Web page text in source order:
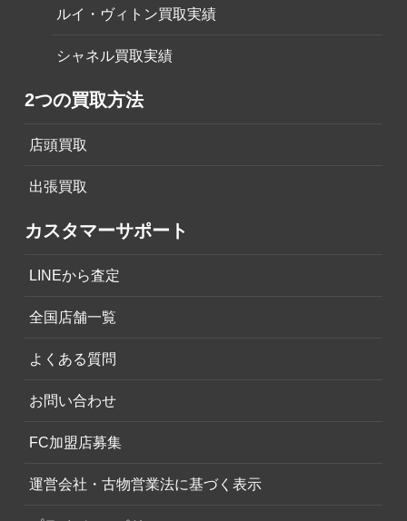
ルイ・ヴィトン買取実績
シャネル買取実績
2つの買取方法
店頭買取
出張買取
カスタマーサポート
LINEから査定
全国店舗一覧
よくある質問
お問い合わせ
FC加盟店募集
運営会社・古物営業法に基づく表示